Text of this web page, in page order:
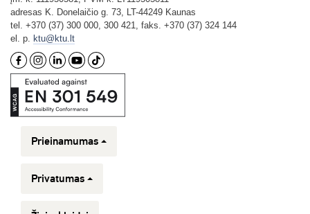
adresas K. Donelaičio g. 73, LT-44249 Kaunas
tel. +370 (37) 300 000, 300 421, faks. +370 (37) 324 144
el. p. ktu@ktu.lt
Prieinamumas
Privatumas